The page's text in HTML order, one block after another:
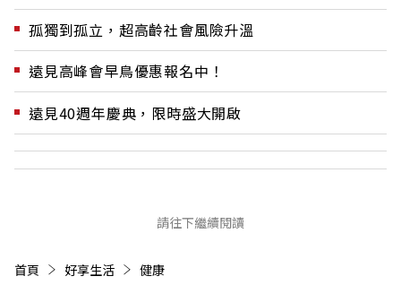
孤獨到孤立，超高齡社會風險升溫
遠見高峰會早鳥優惠報名中！
遠見40週年慶典，限時盛大開啟
請往下繼續閱讀
首頁 好享生活 健康